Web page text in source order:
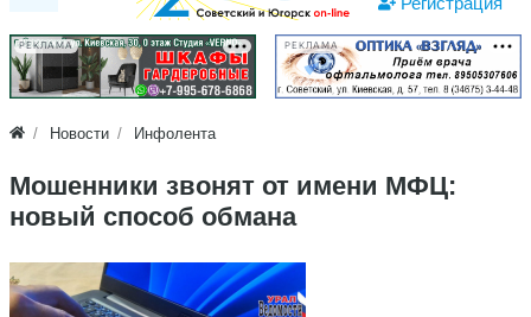
РЕКЛАМА РЕКЛАМА
Новости Инфолента
Мошенники звонят от имени МФЦ:
новый способ обмана